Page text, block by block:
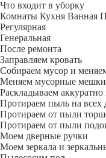
Что входит в уборку
Регу­лярная
Гене­ральная
После ремонта
Заправляем кровать
Собираем мусор и
Меняем мусорные мешки
Раскладываем
Протираем пыль на всех
Протираем от пыли
Протираем от пыли
Моем дверные ручки
Моем зеркала и